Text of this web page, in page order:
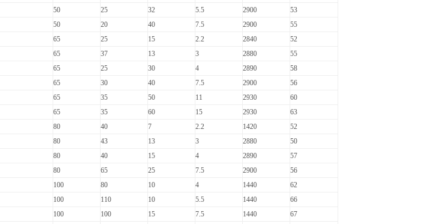
50 25 32 5.5 2900
53
50 20 40 7.5 2900
55
65 25 15 2.2 2840
52
65 37 13 3 2880
55
65 25 30 4 2890
58
65 30 40 7.5 2900
56
65 35 50 11 2930
60
65 35 60 15 2930
63
80 40 7 2.2 1420
52
80 43 13 3 2880
50
80 40 15 4 2890
57
80 65 25 7.5 2900
56
100 80 10 4 1440
62
100 110 10 5.5 1440
66
100 100 15 7.5 1440
67